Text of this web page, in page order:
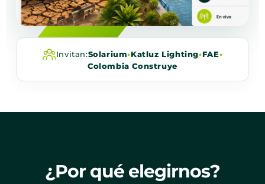
Invitan:Solarium•Katluz Lighting•FAE•
Colombia Construye
¿Por qué elegirnos?